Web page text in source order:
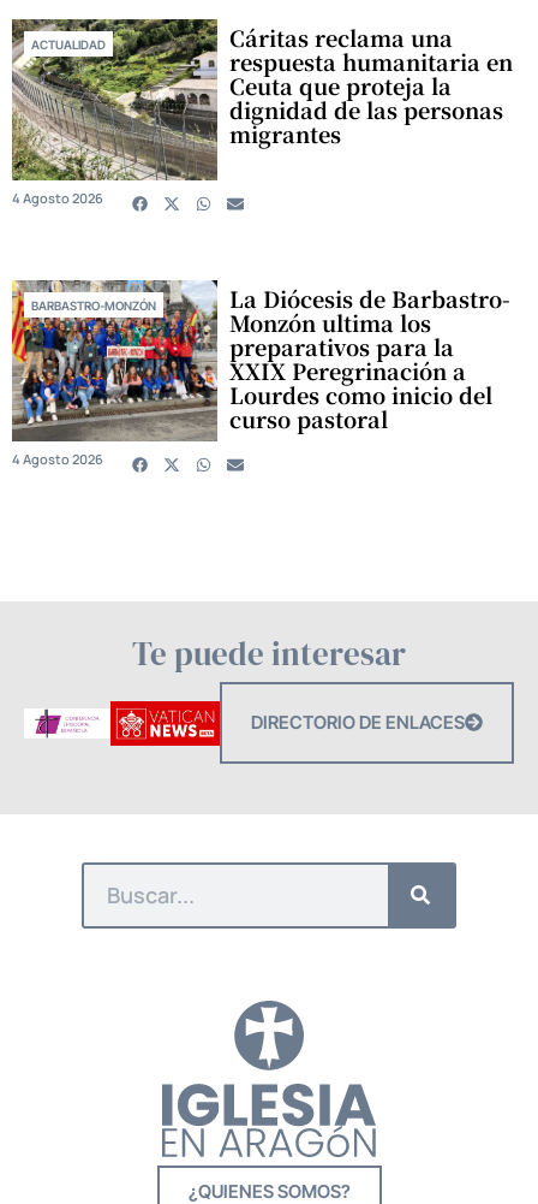
ACTUALIDAD Cáritas reclama una
respuesta humanitaria en
Ceuta que proteja la
dignidad de las personas
migrantes
4 Agosto 2026
BARBASTRO-MONZÓN La Diócesis de Barbastro-
Monzón ultima los
preparativos para la
XXIX Peregrinación a
Lourdes como inicio del
curso pastoral
4 Agosto 2026
Te puede interesar
DIRECTORIO DE ENLACES
¿QUIENES SOMOS?